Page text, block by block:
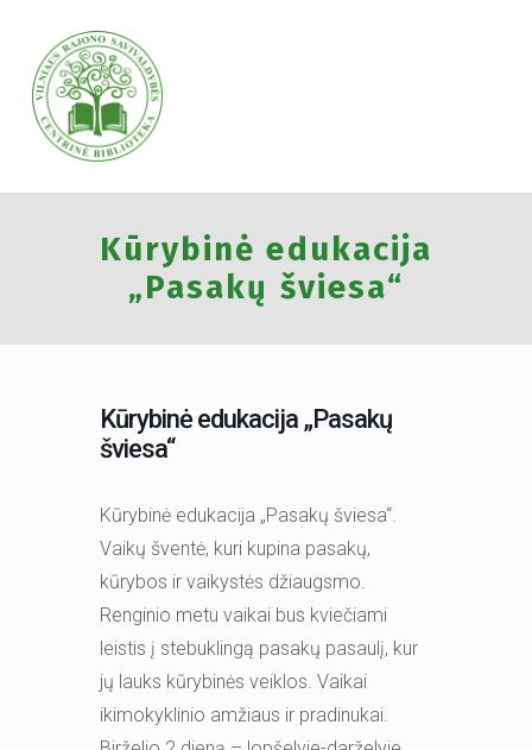
VILNIAUS RAJONO SAVIVALDYBĖS CENTRINĖ BIBLIOTEKA
VILNIAUS RAJONO SAVIVALDYBĖS CENTRINĖ BIBLIOTEKA KVIEČIA VISUS PRISIJUNGTI PRIE VISUOTINĖS PILIETINĖS INICIATYVOS „ATMINTIS GYVA, NES LIUDIJA“ IR UŽDEGTI ATMINIMO.
Kūrybinė edukacija
„Pasakų šviesa“
Kūrybinė edukacija „Pasakų
šviesa“
Kūrybinė edukacija „Pasakų šviesa“.
Vaikų šventė, kuri kupina pasakų,
kūrybos ir vaikystės džiaugsmo.
Renginio metu vaikai bus kviečiami
leistis į stebuklingą pasakų pasaulį, kur
jų lauks kūrybinės veiklos. Vaikai
ikimokyklinio amžiaus ir pradinukai.